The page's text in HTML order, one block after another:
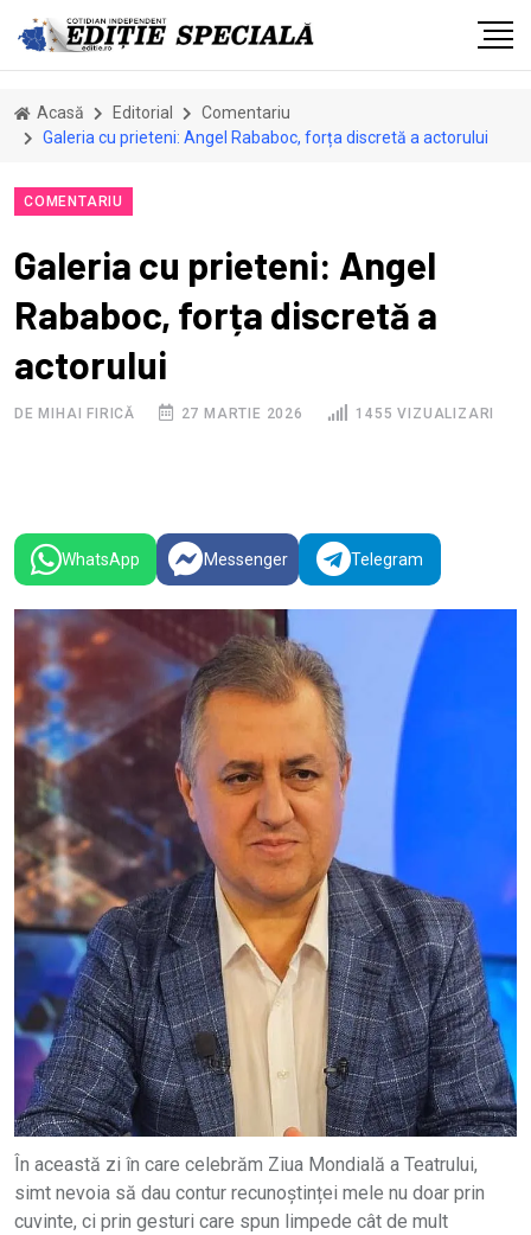
Acasă Editorial
Comentariu
Galeria cu prieteni: Angel Rababoc, forța discretă a actorului
COMENTARIU
Galeria cu prieteni: Angel
Rababoc, forța discretă a
actorului
DE MIHAI FIRICĂ 27 MARTIE 2026 1455 VIZUALIZARI
WhatsApp Messenger Telegram
În această zi în care celebrăm Ziua Mondială a Teatrului,
simt nevoia să dau contur recunoștinței mele nu doar prin
cuvinte, ci prin gesturi care spun limpede cât de mult